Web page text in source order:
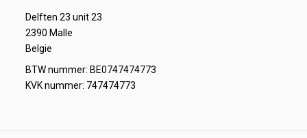
Delften 23 unit 23
2390 Malle
Belgie
BTW nummer: BE0747474773
KVK nummer: 747474773